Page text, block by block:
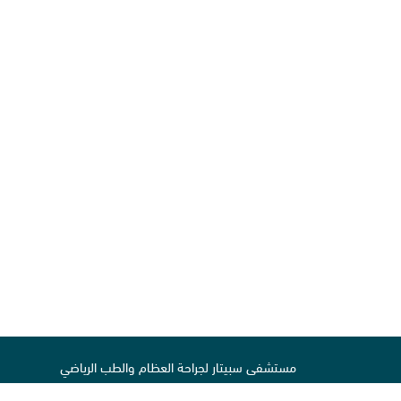
مستشفى سبيتار لجراحة العظام والطب الرياضي